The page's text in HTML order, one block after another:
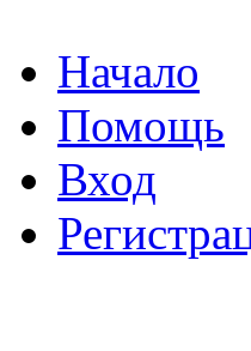
Начало
Помощь
Вход